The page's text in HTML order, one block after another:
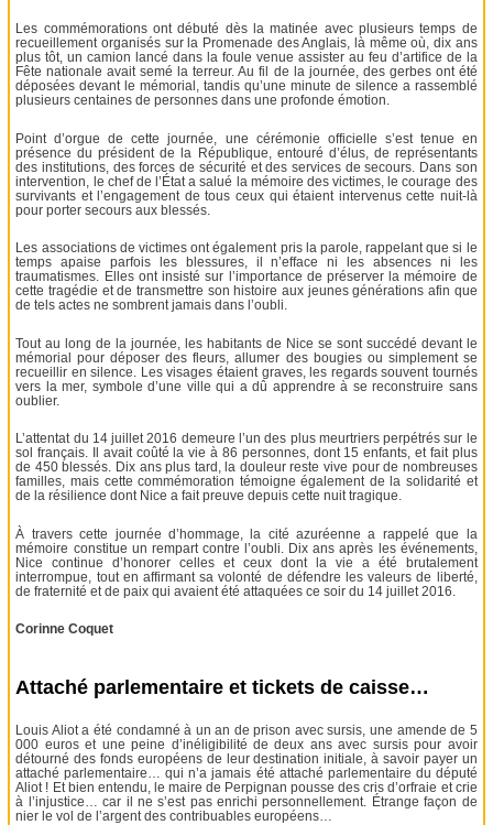
Les commémorations ont débuté dès la matinée avec plusieurs temps de
recueillement organisés sur la Promenade des Anglais, là même où, dix ans
plus tôt, un camion lancé dans la foule venue assister au feu d’artifice de la
Fête nationale avait semé la terreur. Au fil de la journée, des gerbes ont été
déposées devant le mémorial, tandis qu’une minute de silence a rassemblé
plusieurs centaines de personnes dans une profonde émotion.
Point d’orgue de cette journée, une cérémonie officielle s’est tenue en
présence du président de la République, entouré d’élus, de représentants
des institutions, des forces de sécurité et des services de secours. Dans son
intervention, le chef de l’État a salué la mémoire des victimes, le courage des
survivants et l’engagement de tous ceux qui étaient intervenus cette nuit-là
pour porter secours aux blessés.
Les associations de victimes ont également pris la parole, rappelant que si le
temps apaise parfois les blessures, il n’efface ni les absences ni les
traumatismes. Elles ont insisté sur l’importance de préserver la mémoire de
cette tragédie et de transmettre son histoire aux jeunes générations afin que
de tels actes ne sombrent jamais dans l’oubli.
Tout au long de la journée, les habitants de Nice se sont succédé devant le
mémorial pour déposer des fleurs, allumer des bougies ou simplement se
recueillir en silence. Les visages étaient graves, les regards souvent tournés
vers la mer, symbole d’une ville qui a dû apprendre à se reconstruire sans
oublier.
L’attentat du 14 juillet 2016 demeure l’un des plus meurtriers perpétrés sur le
sol français. Il avait coûté la vie à 86 personnes, dont 15 enfants, et fait plus
de 450 blessés. Dix ans plus tard, la douleur reste vive pour de nombreuses
familles, mais cette commémoration témoigne également de la solidarité et
de la résilience dont Nice a fait preuve depuis cette nuit tragique.
À travers cette journée d’hommage, la cité azuréenne a rappelé que la
mémoire constitue un rempart contre l’oubli. Dix ans après les événements,
Nice continue d’honorer celles et ceux dont la vie a été brutalement
interrompue, tout en affirmant sa volonté de défendre les valeurs de liberté,
de fraternité et de paix qui avaient été attaquées ce soir du 14 juillet 2016.
Corinne Coquet
Attaché parlementaire et tickets de caisse…
Louis Aliot a été condamné à un an de prison avec sursis, une amende de 5
000 euros et une peine d’inéligibilité de deux ans avec sursis pour avoir
détourné des fonds européens de leur destination initiale, à savoir payer un
attaché parlementaire… qui n’a jamais été attaché parlementaire du député
Aliot ! Et bien entendu, le maire de Perpignan pousse des cris d’orfraie et crie
à l’injustice… car il ne s’est pas enrichi personnellement. Étrange façon de
nier le vol de l’argent des contribuables européens…